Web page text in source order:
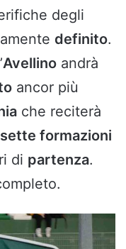
degli
definito.
Avellino andrà
ancor più
che reciterà
sette formazioni
di partenza.